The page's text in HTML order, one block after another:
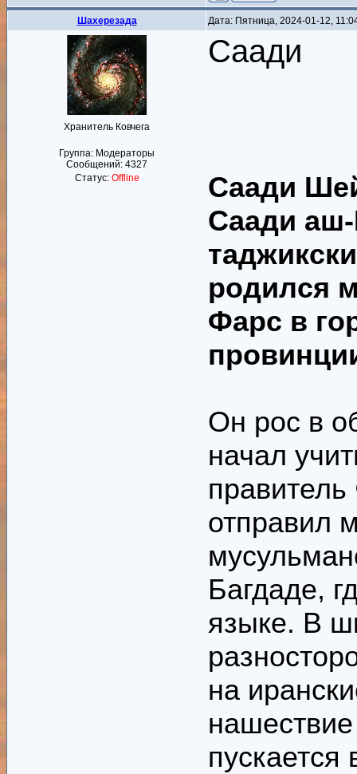
Шахерезада Дата: Пятница, 2024-01-12,
Хранитель Ковчега
Группа: Модераторы
Сообщений: 4327
Статус: Offline
Саади
Саади
Саади
родился
Фарс в
Он рос в
начал
отправил
Багдаде,
языке. В
на
пускается